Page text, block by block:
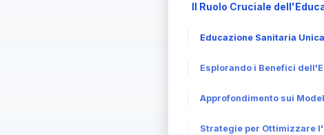
Il Ruolo Cruciale
Educazione Sanitaria
Esplorando i Benefici
Approfondimento sui
Strategie per Ottimizzare